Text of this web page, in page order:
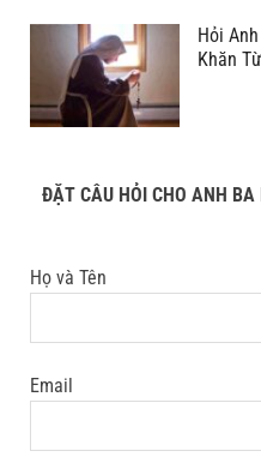
Hỏi
Khăn
ĐẶT CÂU HỎI CHO ANH BA
Họ và Tên
Email